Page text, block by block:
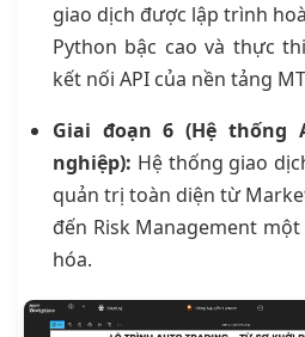
giao dịch được lập trình
Python bậc cao và thực
kết nối API của nền tảng
Giai đoạn 6 (Hệ thống
nghiệp): Hệ thống giao
quản trị toàn diện từ
đến Risk Management
hóa.